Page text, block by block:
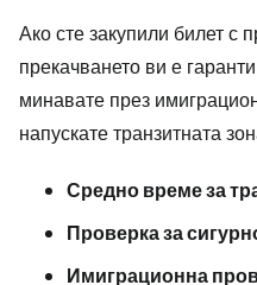
Ако сте закупили билет с
прекачването ви е
минавате през
напускате транзитната
Средно време за
Проверка за
Имиграционна